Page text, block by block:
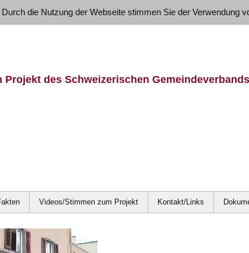
die Nutzung der Webseite stimmen Sie der Verwendung
Projekt des Schweizerischen
Videos/Stimmen zum Projekt Kontakt/Links